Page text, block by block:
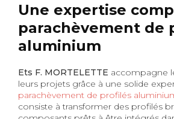
Une expertise
parachèvement de
aluminium
Ets F. MORTELETTE accompagne
leurs projets grâce à une solide
parachèvement de profilés
consiste à transformer des profilés